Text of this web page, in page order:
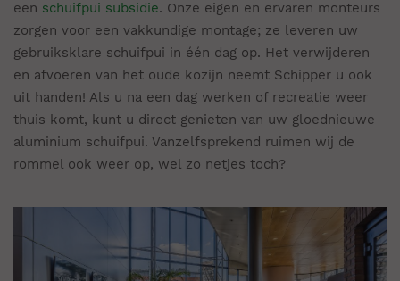
een schuifpui subsidie. Onze eigen en ervaren monteurs
zorgen voor een vakkundige montage; ze leveren uw
gebruiksklare schuifpui in één dag op. Het verwijderen
en afvoeren van het oude kozijn neemt Schipper u ook
uit handen! Als u na een dag werken of recreatie weer
thuis komt, kunt u direct genieten van uw gloednieuwe
aluminium schuifpui. Vanzelfsprekend ruimen wij de
rommel ook weer op, wel zo netjes toch?